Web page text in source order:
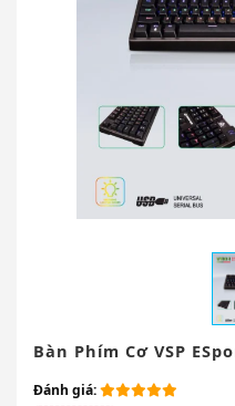
Bàn Phím Cơ VSP
Đánh giá: